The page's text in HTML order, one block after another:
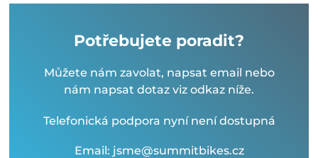
Potřebujete poradit?
Můžete nám zavolat, napsat email nebo
nám napsat dotaz viz odkaz níže.
Telefonická podpora nyní není dostupná
Email: jsme@summitbikes.cz